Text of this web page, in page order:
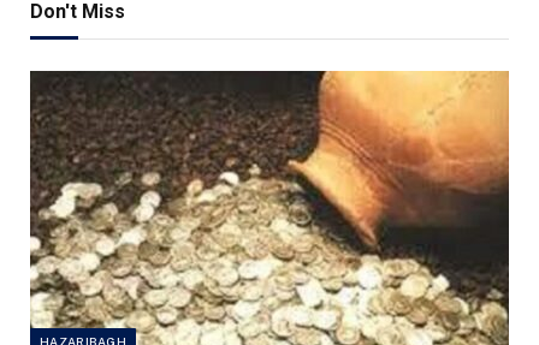
Don't Miss
HAZARIBAGH